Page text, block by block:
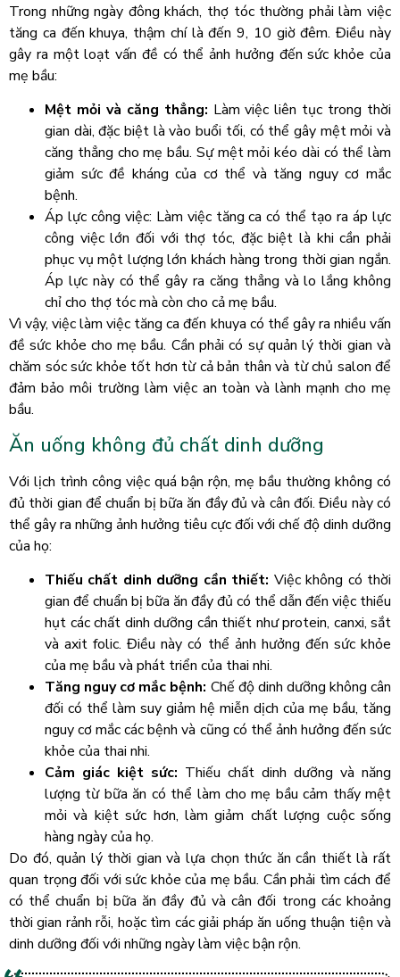
Trong những ngày đông khách, thợ tóc thường phải làm việc
tăng ca đến khuya, thậm chí là đến 9, 10 giờ đêm. Điều này
gây ra một loạt vấn đề có thể ảnh hưởng đến sức khỏe của
mẹ bầu:
Mệt mỏi và căng thẳng: Làm việc liên tục trong thời
gian dài, đặc biệt là vào buổi tối, có thể gây mệt mỏi và
căng thẳng cho mẹ bầu. Sự mệt mỏi kéo dài có thể làm
giảm sức đề kháng của cơ thể và tăng nguy cơ mắc
bệnh.
Áp lực công việc: Làm việc tăng ca có thể tạo ra áp lực
công việc lớn đối với thợ tóc, đặc biệt là khi cần phải
phục vụ một lượng lớn khách hàng trong thời gian ngắn.
Áp lực này có thể gây ra căng thẳng và lo lắng không
chỉ cho thợ tóc mà còn cho cả mẹ bầu.
Vì vậy, việc làm việc tăng ca đến khuya có thể gây ra nhiều vấn
đề sức khỏe cho mẹ bầu. Cần phải có sự quản lý thời gian và
chăm sóc sức khỏe tốt hơn từ cả bản thân và từ chủ salon để
đảm bảo môi trường làm việc an toàn và lành mạnh cho mẹ
bầu.
Ăn uống không đủ chất dinh dưỡng
Với lịch trình công việc quá bận rộn, mẹ bầu thường không có
đủ thời gian để chuẩn bị bữa ăn đầy đủ và cân đối. Điều này có
thể gây ra những ảnh hưởng tiêu cực đối với chế độ dinh dưỡng
của họ:
Thiếu chất dinh dưỡng cần thiết: Việc không có thời
gian để chuẩn bị bữa ăn đầy đủ có thể dẫn đến việc thiếu
hụt các chất dinh dưỡng cần thiết như protein, canxi, sắt
và axit folic. Điều này có thể ảnh hưởng đến sức khỏe
của mẹ bầu và phát triển của thai nhi.
Tăng nguy cơ mắc bệnh: Chế độ dinh dưỡng không cân
đối có thể làm suy giảm hệ miễn dịch của mẹ bầu, tăng
nguy cơ mắc các bệnh và cũng có thể ảnh hưởng đến sức
khỏe của thai nhi.
Cảm giác kiệt sức: Thiếu chất dinh dưỡng và năng
lượng từ bữa ăn có thể làm cho mẹ bầu cảm thấy mệt
mỏi và kiệt sức hơn, làm giảm chất lượng cuộc sống
hàng ngày của họ.
Do đó, quản lý thời gian và lựa chọn thức ăn cần thiết là rất
quan trọng đối với sức khỏe của mẹ bầu. Cần phải tìm cách để
có thể chuẩn bị bữa ăn đầy đủ và cân đối trong các khoảng
thời gian rảnh rỗi, hoặc tìm các giải pháp ăn uống thuận tiện và
dinh dưỡng đối với những ngày làm việc bận rộn.